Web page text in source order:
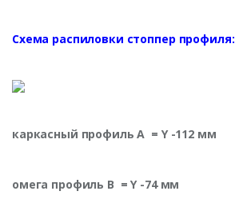
Схема распиловки стоппер профиля:
каркасный профиль A = Y -112 мм
омега профиль B = Y -74 мм